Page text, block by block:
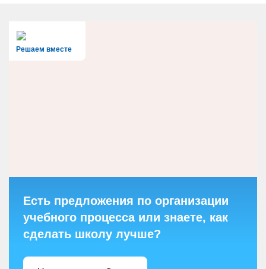
Решаем вместе
Есть предложения по организации
учебного процесса или знаете, как
сделать школу лучше?